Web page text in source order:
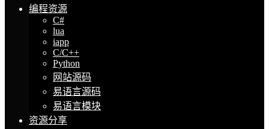
编程资源
C#
lua
iapp
C/C++
Python
网站源码
易语言源码
易语言模块
资源分享